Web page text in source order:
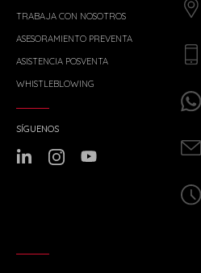
TRABAJA CON NOSOTROS
ASESORAMIENTO PREVENTA
ASISTENCIA POSVENTA
WHISTLEBLOWING
SÍGUENOS